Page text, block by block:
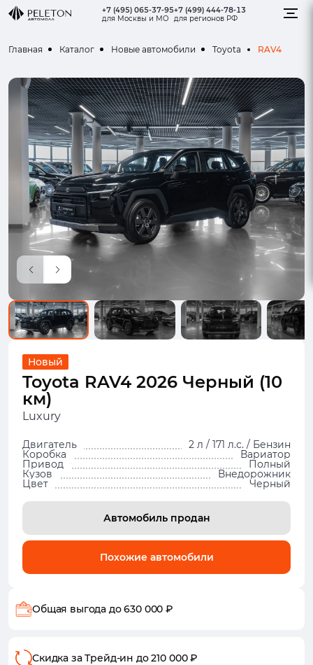
+7 (495) 065-37-95
для Москвы и МО
+7 (499) 444-78-13
для регионов РФ
Главная Каталог Новые автомобили Toyota RAV4
Новый
Toyota RAV4 2026 Черный (10
км)
Luxury
Двигатель 2 л / 171 л.с. / Бензин
Коробка Вариатор
Привод Полный
Кузов Внедорожник
Цвет Черный
Автомобиль продан
Похожие автомобили
Общая выгода до 630 000 ₽
Скидка за Трейд-ин до 210 000 ₽